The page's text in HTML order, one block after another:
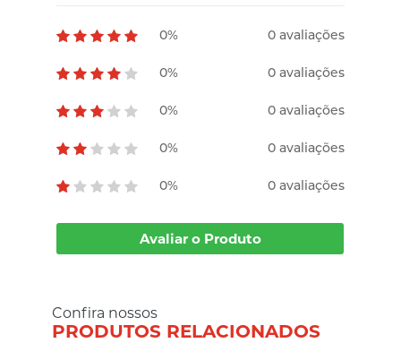
0% 0 avaliações
0% 0 avaliações
0% 0 avaliações
0% 0 avaliações
0% 0 avaliações
Avaliar o Produto
Confira nossos
PRODUTOS RELACIONADOS